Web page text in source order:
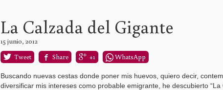
La Calzada del Gigante
15 junio, 2012
Tweet
Share +1 WhatsApp
Buscando nuevas cestas donde poner mis huevos, quiero decir,
diversificar mis intereses como probable emigrante, he descubierto “La